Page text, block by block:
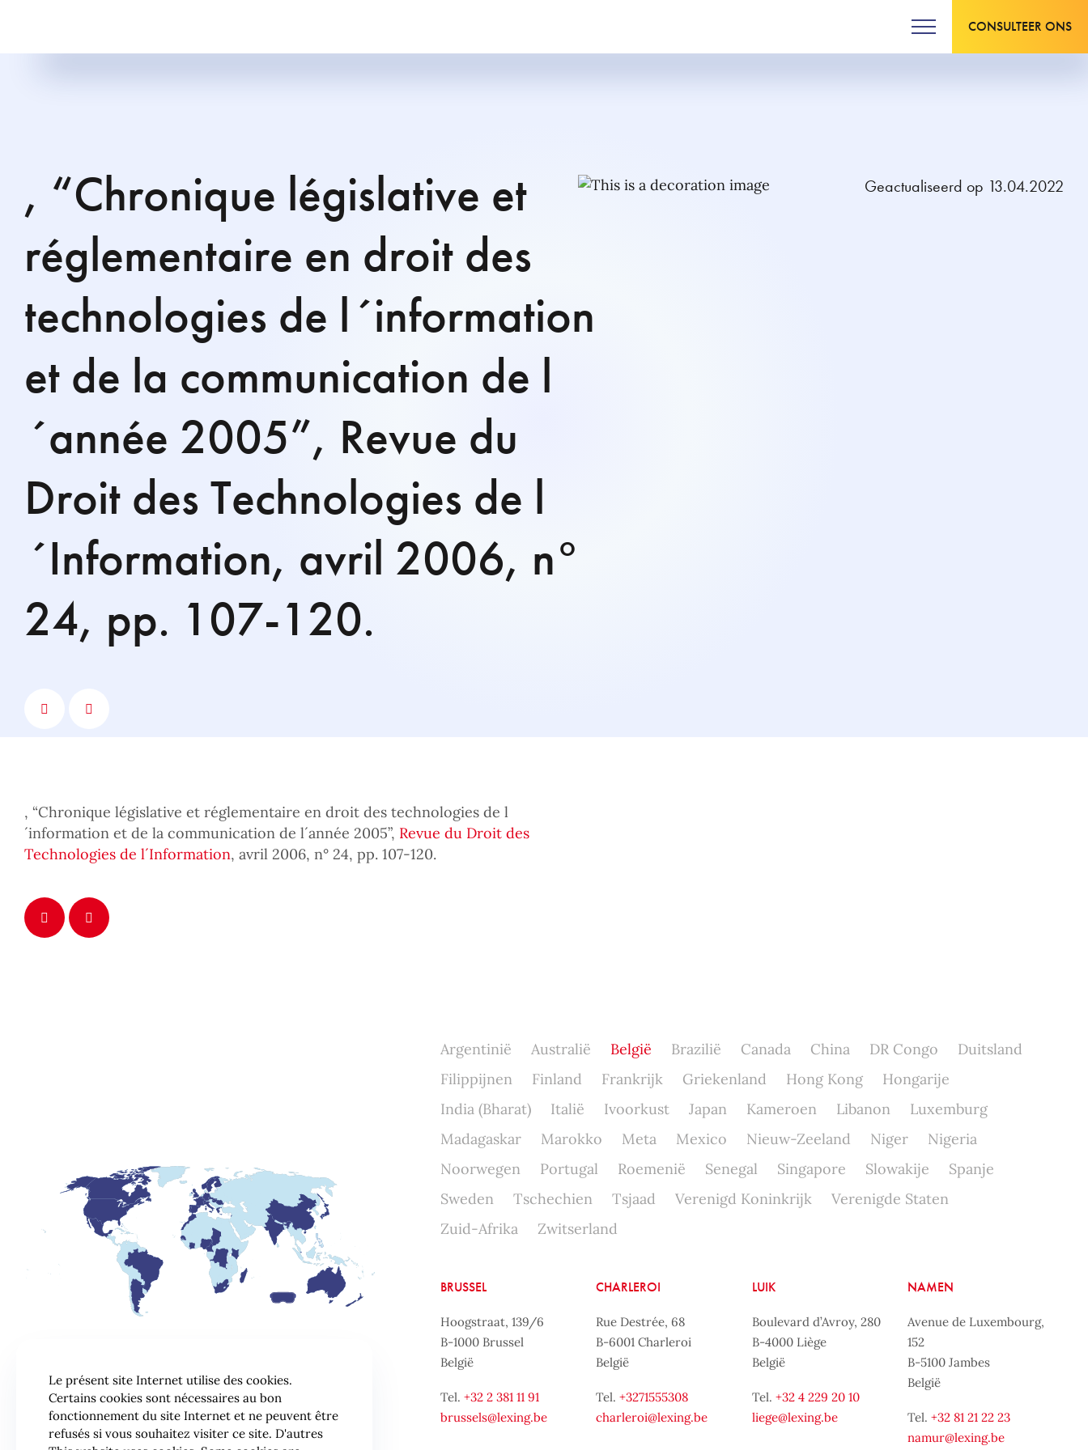
CONSULTEER ONS
, “Chronique législative et
réglementaire en droit des
technologies de l´information
et de la communication de l
´année 2005”, Revue du
Droit des Technologies de l
´Information, avril 2006, n°
24, pp. 107-120.
Geactualiseerd op 13.04.2022
, “Chronique législative et réglementaire en droit des technologies de l
´information et de la communication de l´année 2005”, Revue du Droit des
Technologies de l´Information, avril 2006, n° 24, pp. 107-120.
Argentinië Australië België Brazilië Canada China DR Congo
Duitsland
Filippijnen
Finland Frankrijk Griekenland Hong Kong
Hongarije
India (Bharat)
Italië Ivoorkust Japan Kameroen Libanon
Luxemburg
Madagaskar
Marokko Meta Mexico Nieuw-Zeeland Niger
Nigeria
Noorwegen
Portugal Roemenië Senegal Singapore Slowakije
Spanje
Sweden
Tschechien Tsjaad Verenigd Koninkrijk
Verenigde Staten
Zuid-Afrika
Zwitserland
BRUSSEL
Hoogstraat, 139/6
B-1000 Brussel
België
Tel. +32 2 381 11 91
brussels@lexing.be
CHARLEROI
Rue Destrée, 68
B-6001 Charleroi
België
Tel.+3271555308
charleroi@lexing.be
LUIK
Boulevard d’Avroy, 280
B-4000 Liège
België
Tel. +32 4 229 20 10
liege@lexing.be
NAMEN
Avenue de Luxembourg,
152
B-5100 Jambes
België
Tel.+32 81 21 22 23
namur@lexing.be
Le présent site Internet utilise des cookies.
Certains cookies sont nécessaires au bon
fonctionnement du site Internet et ne peuvent être
refusés si vous souhaitez visiter ce site. D'autres